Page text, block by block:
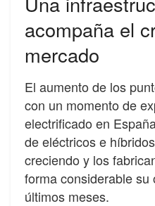
acompaña el
mercado
El aumento de los
con un momento de
electrificado en
de eléctricos e
creciendo y los
forma considerable
últimos meses.